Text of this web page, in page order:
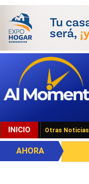
INICIO Otras Noticias
AHORA